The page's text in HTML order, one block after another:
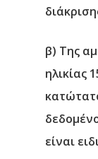
β) Της
ηλικίας
είναι